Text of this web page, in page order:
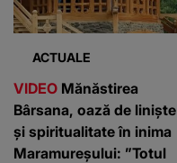
ACTUALE
VIDEO Mănăstirea
Bârsana, oază de liniște
și spiritualitate în inima
Maramureșului: ”Totul